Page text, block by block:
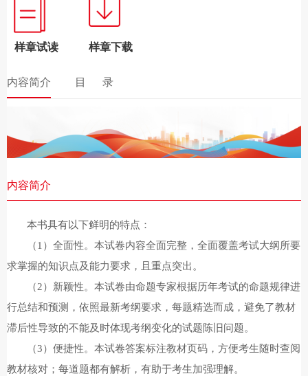
样章试读 样章下载
内容简介 目 录
内容简介
本书具有以下鲜明的特点：
（1）全面性。本试卷内容全面完整，全面覆盖考试大纲所要
求掌握的知识点及能力要求，且重点突出。
（2）新颖性。本试卷由命题专家根据历年考试的命题规律进
行总结和预测，依照最新考纲要求，每题精选而成，避免了教材
滞后性导致的不能及时体现考纲变化的试题陈旧问题。
（3）便捷性。本试卷答案标注教材页码，方便考生随时查阅
教材核对；每道题都有解析，有助于考生加强理解。